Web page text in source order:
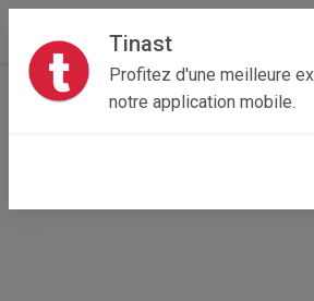
Tinast
Profitez d'une meilleure
notre application mobile.
Accueil Recherche
Particulier